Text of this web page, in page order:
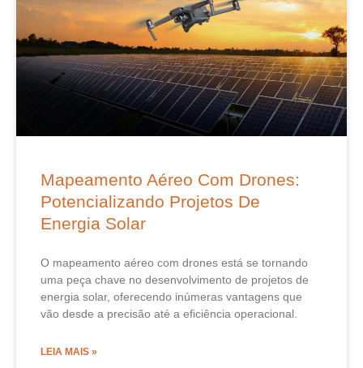
Mapeamento Aéreo Com Drones:
Potencializando Projetos De
Energia Solar
O mapeamento aéreo com drones está se tornando
uma peça chave no desenvolvimento de projetos de
energia solar, oferecendo inúmeras vantagens que
vão desde a precisão até a eficiência operacional.
LEIA MAIS »